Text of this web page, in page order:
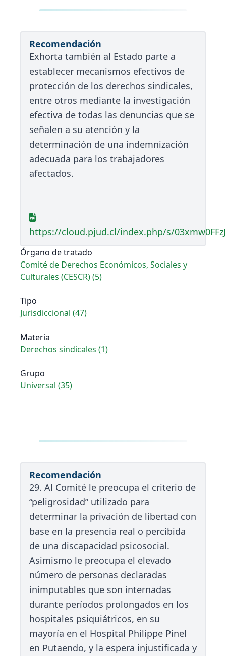
Recomendación
Exhorta también al Estado parte a
establecer mecanismos efectivos de
protección de los derechos sindicales,
entre otros mediante la investigación
efectiva de todas las denuncias que se
señalen a su atención y la
determinación de una indemnización
adecuada para los trabajadores
afectados.
https://cloud.pjud.cl/index.php/s/
Órgano de tratado
Comité de Derechos Económicos, Sociales y
Culturales (CESCR) (5)
Tipo
Jurisdiccional (47)
Materia
Derechos sindicales (1)
Grupo
Universal (35)
Recomendación
29. Al Comité le preocupa el criterio de
“peligrosidad” utilizado para
determinar la privación de libertad con
base en la presencia real o percibida
de una discapacidad psicosocial.
Asimismo le preocupa el elevado
número de personas declaradas
inimputables que son internadas
durante períodos prolongados en los
hospitales psiquiátricos, en su
mayoría en el Hospital Philippe Pinel
en Putaendo, y la espera injustificada y